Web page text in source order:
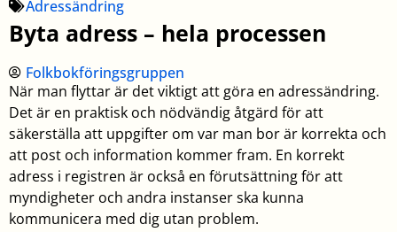
Adressändring
Byta adress – hela processen
Folkbokföringsgruppen
När man flyttar är det viktigt att göra en adressändring.
Det är en praktisk och nödvändig åtgärd för att
säkerställa att uppgifter om var man bor är korrekta och
att post och information kommer fram. En korrekt
adress i registren är också en förutsättning för att
myndigheter och andra instanser ska kunna
kommunicera med dig utan problem.